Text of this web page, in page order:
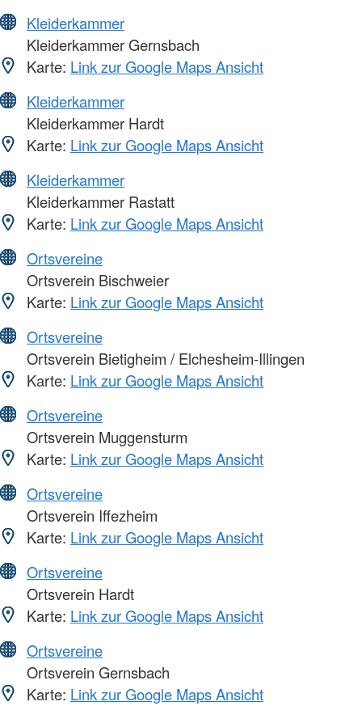
Kleiderkammer
Kleiderkammer Gernsbach
Karte: Link zur Google Maps Ansicht
Kleiderkammer
Kleiderkammer Hardt
Karte: Link zur Google Maps Ansicht
Kleiderkammer
Kleiderkammer Rastatt
Karte: Link zur Google Maps Ansicht
Ortsvereine
Ortsverein Bischweier
Karte: Link zur Google Maps Ansicht
Ortsvereine
Ortsverein Bietigheim / Elchesheim-Illingen
Karte: Link zur Google Maps Ansicht
Ortsvereine
Ortsverein Muggensturm
Karte: Link zur Google Maps Ansicht
Ortsvereine
Ortsverein Iffezheim
Karte: Link zur Google Maps Ansicht
Ortsvereine
Ortsverein Hardt
Karte: Link zur Google Maps Ansicht
Ortsvereine
Ortsverein Gernsbach
Karte: Link zur Google Maps Ansicht